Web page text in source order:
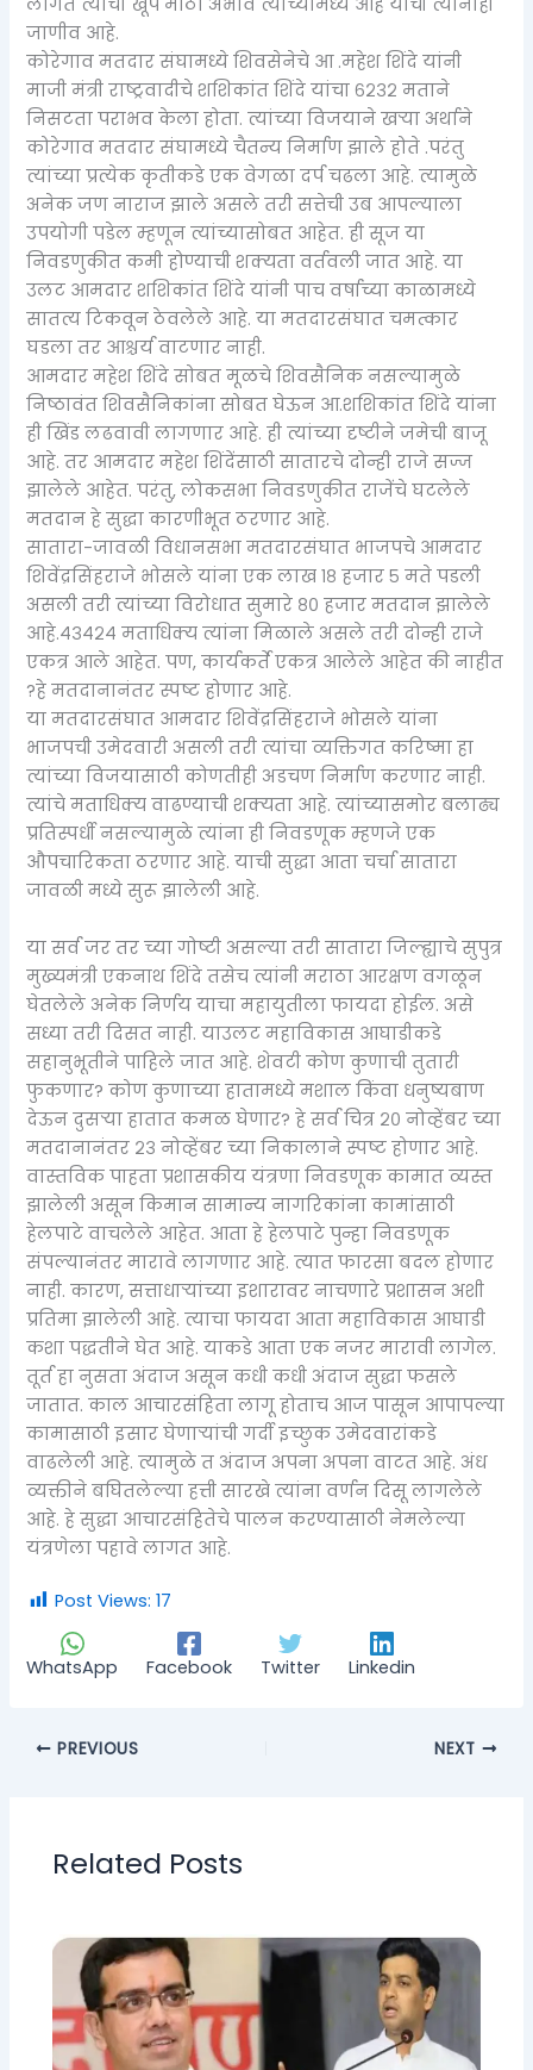
लागते त्याचा खूप मोठा अभाव त्यांच्यामध्ये आहे याची त्यांनाही
जाणीव आहे.
कोरेगाव मतदार संघामध्ये शिवसेनेचे आ .महेश शिंदे यांनी
माजी मंत्री राष्ट्रवादीचे शशिकांत शिंदे यांचा ६२३२ मताने
निसटता पराभव केला होता. त्यांच्या विजयाने खऱ्या अर्थाने
कोरेगाव मतदार संघामध्ये चैतन्य निर्माण झाले होते .परंतु
त्यांच्या प्रत्येक कृतीकडे एक वेगळा दर्प चढला आहे. त्यामुळे
अनेक जण नाराज झाले असले तरी सत्तेची उब आपल्याला
उपयोगी पडेल म्हणून त्यांच्यासोबत आहेत. ही सूज या
निवडणुकीत कमी होण्याची शक्यता वर्तवली जात आहे. या
उलट आमदार शशिकांत शिंदे यांनी पाच वर्षाच्या काळामध्ये
सातत्य टिकवून ठेवलेले आहे. या मतदारसंघात चमत्कार
घडला तर आश्चर्य वाटणार नाही.
आमदार महेश शिंदे सोबत मूळचे शिवसैनिक नसल्यामुळे
निष्ठावंत शिवसैनिकांना सोबत घेऊन आ.शशिकांत शिंदे यांना
ही खिंड लढवावी लागणार आहे. ही त्यांच्या दृष्टीने जमेची बाजू
आहे. तर आमदार महेश शिंदेंसाठी सातारचे दोन्ही राजे सज्ज
झालेले आहेत. परंतु, लोकसभा निवडणुकीत राजेंचे घटलेले
मतदान हे सुद्धा कारणीभूत ठरणार आहे.
सातारा-जावळी विधानसभा मतदारसंघात भाजपचे आमदार
शिवेंद्रसिंहराजे भोसले यांना एक लाख १८ हजार ५ मते पडली
असली तरी त्यांच्या विरोधात सुमारे ८० हजार मतदान झालेले
आहे.४३४२४ मताधिक्य त्यांना मिळाले असले तरी दोन्ही राजे
एकत्र आले आहेत. पण, कार्यकर्ते एकत्र आलेले आहेत की नाहीत
?हे मतदानानंतर स्पष्ट होणार आहे.
या मतदारसंघात आमदार शिवेंद्रसिंहराजे भोसले यांना
भाजपची उमेदवारी असली तरी त्यांचा व्यक्तिगत करिष्मा हा
त्यांच्या विजयासाठी कोणतीही अडचण निर्माण करणार नाही.
त्यांचे मताधिक्य वाढण्याची शक्यता आहे. त्यांच्यासमोर बलाढ्य
प्रतिस्पर्धी नसल्यामुळे त्यांना ही निवडणूक म्हणजे एक
औपचारिकता ठरणार आहे. याची सुद्धा आता चर्चा सातारा
जावळी मध्ये सुरू झालेली आहे.
या सर्व जर तर च्या गोष्टी असल्या तरी सातारा जिल्ह्याचे सुपुत्र
मुख्यमंत्री एकनाथ शिंदे तसेच त्यांनी मराठा आरक्षण वगळून
घेतलेले अनेक निर्णय याचा महायुतीला फायदा होईल. असे
सध्या तरी दिसत नाही. याउलट महाविकास आघाडीकडे
सहानुभूतीने पाहिले जात आहे. शेवटी कोण कुणाची तुतारी
फुकणार? कोण कुणाच्या हातामध्ये मशाल किंवा धनुष्यबाण
देऊन दुसऱ्या हातात कमळ घेणार? हे सर्व चित्र २० नोव्हेंबर च्या
मतदानानंतर २३ नोव्हेंबर च्या निकालाने स्पष्ट होणार आहे.
वास्तविक पाहता प्रशासकीय यंत्रणा निवडणूक कामात व्यस्त
झालेली असून किमान सामान्य नागरिकांना कामांसाठी
हेलपाटे वाचलेले आहेत. आता हे हेलपाटे पुन्हा निवडणूक
संपल्यानंतर मारावे लागणार आहे. त्यात फारसा बदल होणार
नाही. कारण, सत्ताधाऱ्यांच्या इशारावर नाचणारे प्रशासन अशी
प्रतिमा झालेली आहे. त्याचा फायदा आता महाविकास आघाडी
कशा पद्धतीने घेत आहे. याकडे आता एक नजर मारावी लागेल.
तूर्त हा नुसता अंदाज असून कधी कधी अंदाज सुद्धा फसले
जातात. काल आचारसंहिता लागू होताच आज पासून आपापल्या
कामासाठी इसार घेणाऱ्यांची गर्दी इच्छुक उमेदवारांकडे
वाढलेली आहे. त्यामुळे त अंदाज अपना अपना वाटत आहे. अंध
व्यक्तीने बघितलेल्या हत्ती सारखे त्यांना वर्णन दिसू लागलेले
आहे. हे सुद्धा आचारसंहितेचे पालन करण्यासाठी नेमलेल्या
यंत्रणेला पहावे लागत आहे.
Post Views: 17
WhatsApp Facebook Twitter Linkedin
PREVIOUS NEXT
Related Posts